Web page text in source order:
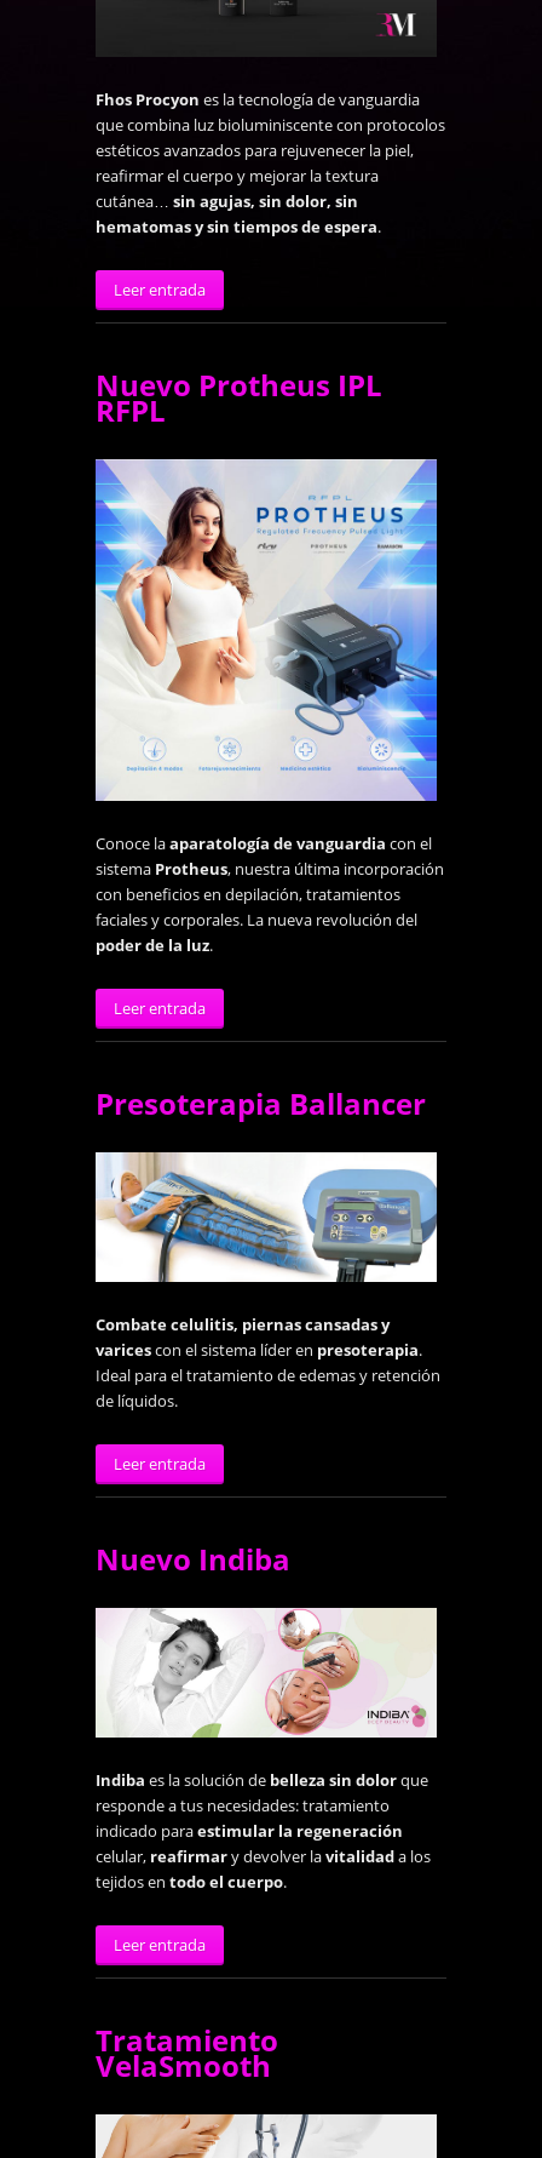
Fhos Procyon es la tecnología de vanguardia
que combina luz bioluminiscente con protocolos
estéticos avanzados para rejuvenecer la piel,
reafirmar el cuerpo y mejorar la textura
cutánea… sin agujas, sin dolor, sin
hematomas y sin tiempos de espera.
Leer entrada
Nuevo Protheus IPL
RFPL
Conoce laaparatología de vanguardia con el
sistema Protheus, nuestra última incorporación
con beneficios en depilación, tratamientos
faciales y corporales. La nueva revolución del
poder de la luz.
Leer entrada
Presoterapia Ballancer
Combate celulitis, piernas cansadas y
varicescon el sistema líder en presoterapia.
Ideal para el tratamiento de edemas y retención
de líquidos.
Leer entrada
Nuevo Indiba
Indiba es la solución de belleza sin dolorque
responde a tus necesidades: tratamiento
indicado paraestimular la regeneración
celular, reafirmary devolver lavitalidada los
tejidos en todo el cuerpo.
Leer entrada
Tratamiento
VelaSmooth